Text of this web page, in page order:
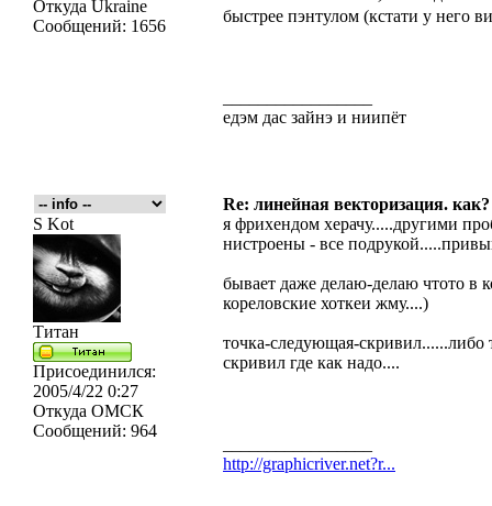
Откуда Ukraine
Сообщений: 1656
быстрее пэнтулом (кстати у него
едэм дас зайнэ и ниипёт
Re: линейная векторизация. как?
S Kot
Титан
Присоединился:
2005/4/22 0:27
Откуда ОМСК
Сообщений: 964
я фрихендом херачу.....другими
нистроены - все
бывает даже делаю-делаю чтото в
кореловские хоткеи жму....)
точка-следующая-скривил......либо
скривил где как надо....
http://graphicriver.net?r...